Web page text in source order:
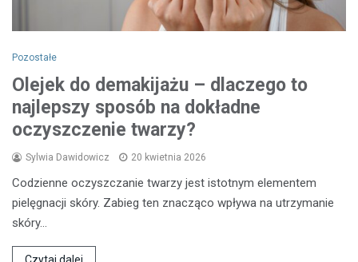
Pozostałe
Olejek do demakijażu – dlaczego to
najlepszy sposób na dokładne
oczyszczenie twarzy?
Sylwia Dawidowicz 20 kwietnia 2026
Codzienne oczyszczanie twarzy jest istotnym elementem
pielęgnacji skóry. Zabieg ten znacząco wpływa na utrzymanie
skóry…